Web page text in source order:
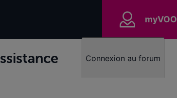
myVOO
Connexion au forum